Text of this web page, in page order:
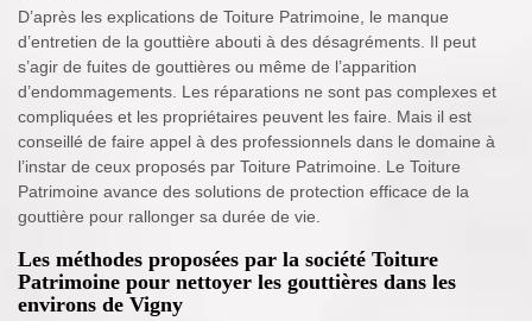
D’après les explications de Toiture Patrimoine, le manque
d’entretien de la gouttière abouti à des désagréments. Il peut
s’agir de fuites de gouttières ou même de l’apparition
d’endommagements. Les réparations ne sont pas complexes et
compliquées et les propriétaires peuvent les faire. Mais il est
conseillé de faire appel à des professionnels dans le domaine à
l’instar de ceux proposés par Toiture Patrimoine. Le Toiture
Patrimoine avance des solutions de protection efficace de la
gouttière pour rallonger sa durée de vie.
Les méthodes proposées par la société Toiture
Patrimoine pour nettoyer les gouttières dans les
environs de Vigny